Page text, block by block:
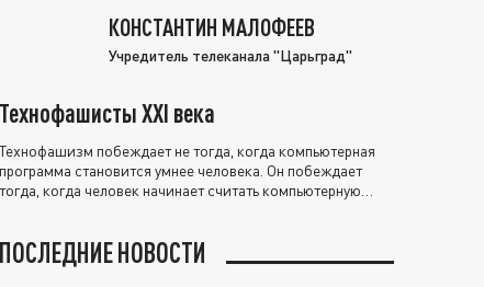
КОНСТАНТИН МАЛОФЕЕВ
Учредитель телеканала "Царьград"
Технофашисты XXI века
Технофашизм побеждает не тогда, когда компьютерная
программа становится умнее человека. Он побеждает
тогда, когда человек начинает считать компьютерную
ПОСЛЕДНИЕ НОВОСТИ